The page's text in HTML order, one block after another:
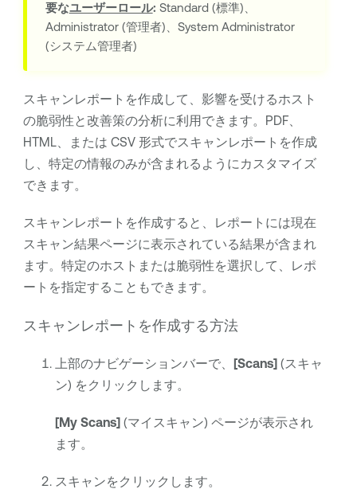
要なユーザーロール: Standard (標準)、
Administrator (管理者)、System Administrator
(システム管理者)
スキャンレポートを作成して、影響を受けるホスト
の脆弱性と改善策の分析に利用できます。PDF、
HTML、または CSV 形式でスキャンレポートを作成
し、特定の情報のみが含まれるようにカスタマイズ
できます。
スキャンレポートを作成すると、レポートには現在
スキャン結果ページに表示されている結果が含まれ
ます。特定のホストまたは脆弱性を選択して、レポ
ートを指定することもできます。
スキャンレポートを作成する方法
上部のナビゲーションバーで、 [Scans] (スキャ
ン) をクリックします。
[My Scans] (マイスキャン) ページが表示され
ます。
スキャンをクリックします。